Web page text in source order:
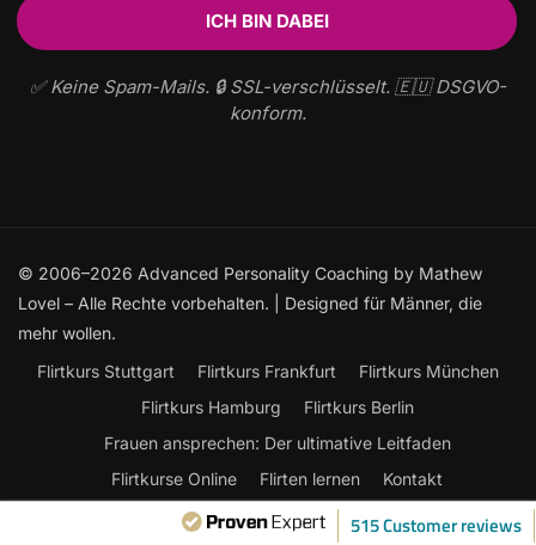
✅ Keine Spam-Mails. 🔒 SSL-verschlüsselt. 🇪🇺 DSGVO-
konform.
515 Customer reviews
© 2006–2026 Advanced Personality Coaching by Mathew
Lovel – Alle Rechte vorbehalten. | Designed für Männer, die
mehr wollen.
Flirtkurs Stuttgart
Flirtkurs Frankfurt
Flirtkurs München
Flirtkurs Hamburg
Flirtkurs Berlin
Frauen ansprechen: Der ultimative Leitfaden
Flirtkurse Online
Flirten lernen Kontakt